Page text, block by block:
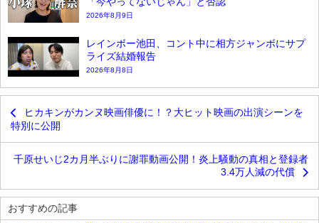
2026年8月9日
レインボー池田、コント中に相方ジャンボにサプ
ライズ結婚報告
2026年8月8日
ヒカキンがカンヌ映画俳優に！？大ヒット映画の出演シーンを
特別に公開
千原せいじ2カ月半ぶりに謝罪動画公開！炎上騒動の真相と登録者
3.4万人減の代償
おすすめの記事